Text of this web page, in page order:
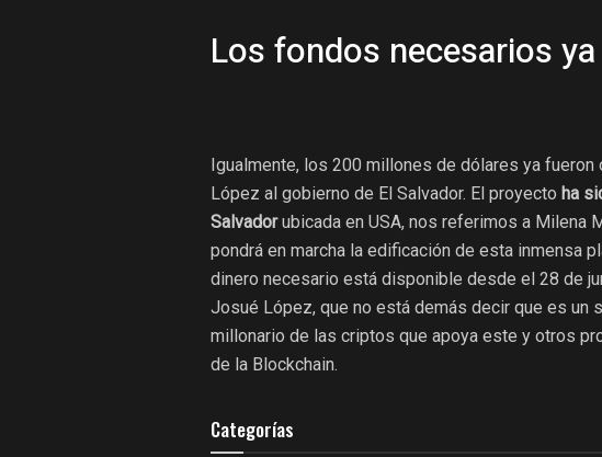
Los fondos necesarios
Igualmente, los 200 millones de dólares ya
López al gobierno de El Salvador. El proyecto ha
Salvadorubicada en USA, nos referimos a Milena
pondrá en marcha la edificación de esta inmensa
dinero necesario está disponible desde el 28 de
Josué López, que no está demás decir que es un
millonario de las criptos que apoya este y otros
de la Blockchain.
Categorías